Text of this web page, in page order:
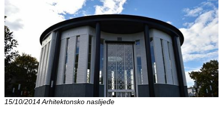
15/10/2014 Arhitektonsko naslijeđe